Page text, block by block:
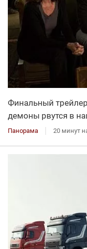
Финальный
демоны рвутся в
Панорама 20 минут